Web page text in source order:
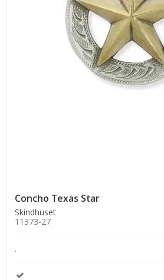
Concho Texas Star
Skindhuset
11373-27
.